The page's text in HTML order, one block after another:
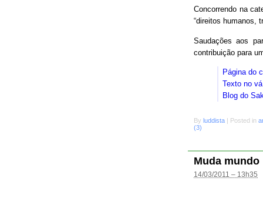
Concorrendo na
“direitos humanos,
Saudações aos
contribuição para
Página do
Texto no
Blog do
By luddista Posted in
(3)
Muda mundo
14/03/2011 – 13h35